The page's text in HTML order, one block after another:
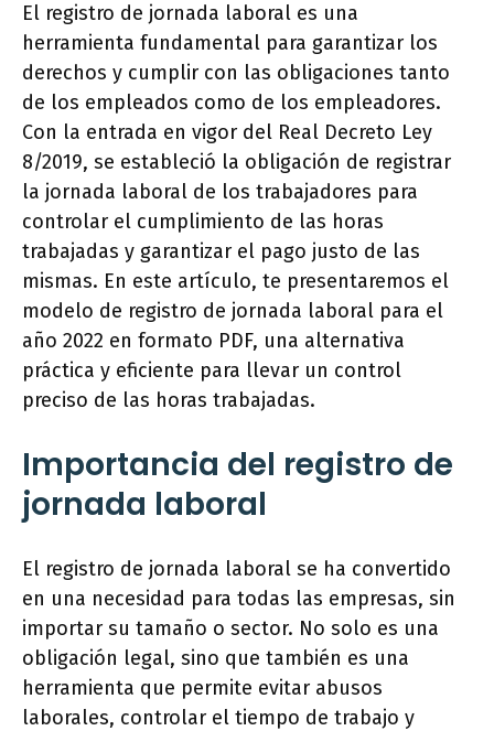
El registro de jornada laboral es una
herramienta fundamental para garantizar los
derechos y cumplir con las obligaciones tanto
de los empleados como de los empleadores.
Con la entrada en vigor del Real Decreto Ley
8/2019, se estableció la obligación de registrar
la jornada laboral de los trabajadores para
controlar el cumplimiento de las horas
trabajadas y garantizar el pago justo de las
mismas. En este artículo, te presentaremos el
modelo de registro de jornada laboral para el
año 2022 en formato PDF, una alternativa
práctica y eficiente para llevar un control
preciso de las horas trabajadas.
Importancia del registro de
jornada laboral
El registro de jornada laboral se ha convertido
en una necesidad para todas las empresas, sin
importar su tamaño o sector. No solo es una
obligación legal, sino que también es una
herramienta que permite evitar abusos
laborales, controlar el tiempo de trabajo y